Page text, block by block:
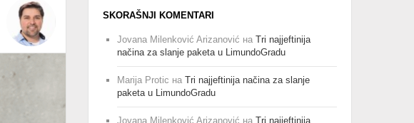
SKORAŠNJI KOMENTARI
Jovana Milenković Arizanović наTri najjeftinija
načina za slanje paketa u LimundoGradu
Marija Protic наTri najjeftinija načina za slanje
paketa u LimundoGradu
Jovana Milenković Arizanović наTri najjeftinija